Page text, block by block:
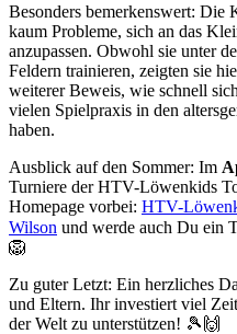
Besonders bemerkenswert: Die
kaum Probleme, sich an das
anzupassen. Obwohl sie unter
Feldern trainieren, zeigten sie
weiterer Beweis, wie schnell
vielen Spielpraxis in den
haben.
Ausblick auf den Sommer: Im
Turniere der HTV-Löwenkids
Homepage vorbei: HTV-
Wilson und werde auch Du ein
🦁
Zu guter Letzt: Ein herzliches
und Eltern. Ihr investiert viel
der Welt zu unterstützen! 🎾🙌